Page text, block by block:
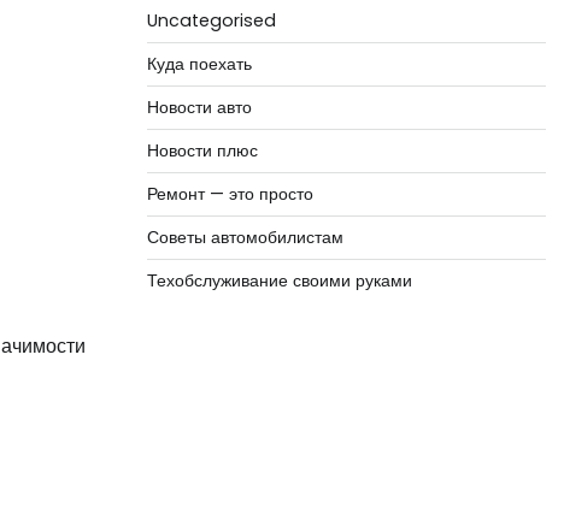
Uncategorised
Куда поехать
Новости авто
Новости плюс
Ремонт — это просто
Советы автомобилистам
Техобслуживание своими руками